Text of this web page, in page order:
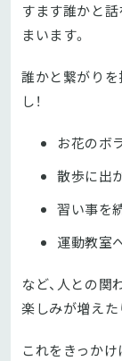
すます誰かと
まいます。
誰かと繋がり
し！
お花のボ
散歩に出
習い事を
運動教室
など、人との関
楽しみが増えた
これをきっか